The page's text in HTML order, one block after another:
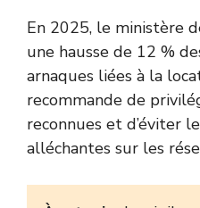
En 2025, le ministère
une hausse de 12 %
arnaques liées à la
recommande de
reconnues et d’éviter
alléchantes sur les